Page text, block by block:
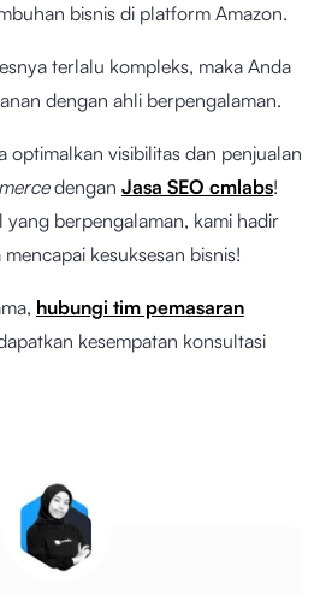
bisnis di platform Amazon.
terlalu kompleks, maka Anda
dengan ahli berpengalaman.
optimalkan visibilitas dan penjualan
dengan Jasa SEO cmlabs!
yang berpengalaman, kami hadir
kesuksesan bisnis!
hubungi tim pemasaran
kesempatan konsultasi